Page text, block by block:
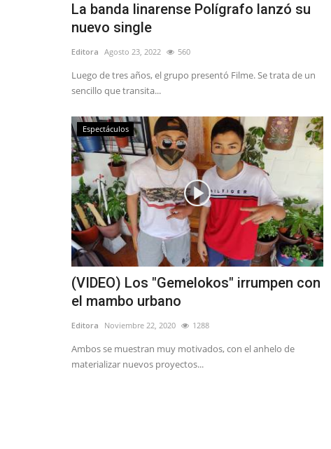
La banda linarense Polígrafo lanzó su
nuevo single
Editora Agosto 23, 2022 560
Luego de tres años, el grupo presentó Filme. Se trata de un
sencillo que transita...
Espectáculos
(VIDEO) Los "Gemelokos" irrumpen con
el mambo urbano
Editora Noviembre 22, 2020 1288
Ambos se muestran muy motivados, con el anhelo de
materializar nuevos proyectos...
Crónica
Carrera de Obstetricia participa en